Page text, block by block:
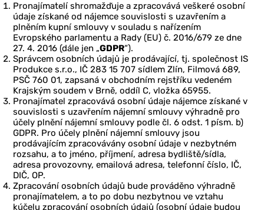
Pronajímatelí shromažďuje a zpracovává veškeré osobní
údaje získané od nájemce souvislosti s uzavřením a
plněním kupní smlouvy v souladu s nařízením
Evropského parlamentu a Rady (EU) č. 2016/679 ze dne
27. 4. 2016 (dále jen „GDPR“).
Správcem osobních údajů je prodávající, tj. společnost IS
Produkce s.r.o., IČ 283 15 707 sídlem Zlín, Filmová 689,
PSČ 760 01, zapsaná v obchodním rejstříku vedeném
Krajským soudem v Brně, oddíl C, vložka 65955.
Pronajímatel zpracovává osobní údaje nájemce získané v
souvislosti s uzavřením nájemní smlouvy výhradně pro
účely plnění nájemní smlouvy podle čl. 6 odst. 1 písm. b)
GDPR. Pro účely plnění nájemní smlouvy jsou
prodávajícím zpracovávány osobní údaje v nezbytném
rozsahu, a to jméno, příjmení, adresa bydliště/sídla,
adresa provozovny, emailová adresa, telefonní číslo, IČ,
DIČ, OP.
Zpracování osobních údajů bude prováděno výhradně
pronajímatelem, a to po dobu nezbytnou ve vztahu
kúčelu zpracování osobních údajů (osobní údaje budou